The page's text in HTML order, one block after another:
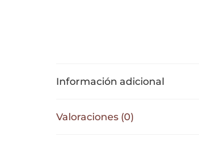
Información adicional
Valoraciones (0)